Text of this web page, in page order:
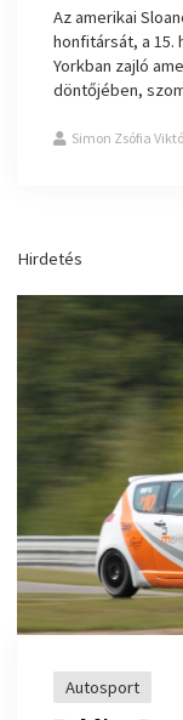
Az amerikai
honfitársát, a 15.
Yorkban zajló
döntőjében,
Simon Zsófia
Hirdetés
Autosport